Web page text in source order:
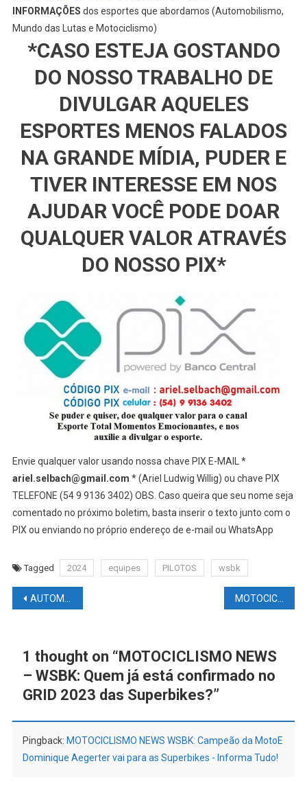
INFORMAÇÕES dos esportes que abordamos (Automobilismo,
Mundo das Lutas e Motociclismo)
*CASO ESTEJA GOSTANDO
DO NOSSO TRABALHO DE
DIVULGAR AQUELES
ESPORTES MENOS FALADOS
NA GRANDE MÍDIA, PUDER E
TIVER INTERESSE EM NOS
AJUDAR VOCÊ PODE DOAR
QUALQUER VALOR ATRAVÉS
DO NOSSO PIX*
Envie qualquer valor usando nossa chave PIX E-MAIL *
ariel.selbach@gmail.com * (Ariel Ludwig Willig) ou chave PIX
TELEFONE (54 9 9136 3402) OBS. Caso queira que seu nome seja
comentado no próximo boletim, basta inserir o texto junto com o
PIX ou enviando no próprio endereço de e-mail ou WhatsApp
Tagged 2024 equipes PILOTOS wsbk
Navegação
Post
AUTOMOBILISMO NEWS – F1: Emerson #FITTIPALDI tentou um cargo nas #ELEIÇÕES #ITALIANAS. Foi #ELEITO?
1 thought on “MOTOCICLISMO NEWS
– WSBK: Quem já está confirmado no
GRID 2023 das Superbikes?”
Pingback: MOTOCICLISMO NEWS WSBK: Campeão da MotoE
Dominique Aegerter vai para as Superbikes - Informa Tudo!